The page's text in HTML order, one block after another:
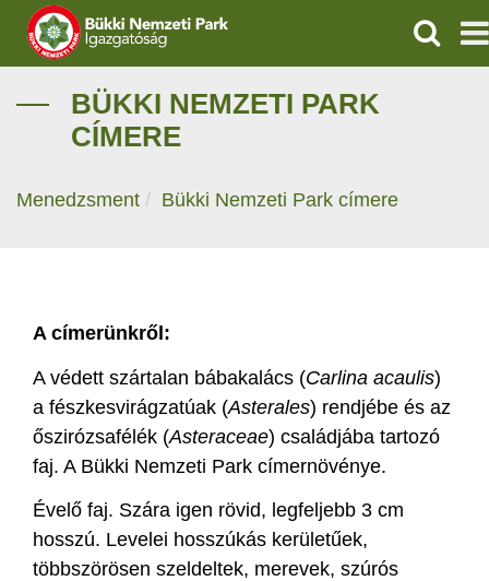
IGAZGATÓSÁG
TERMÉSZETVÉDELEM
VÍZVÉDELEM
GEOPARKOK
BÜKKI NEMZETI PARK
CÍMERE
Menedzsment Bükki Nemzeti Park címere
A címerünkről:
A védett szártalan bábakalács (Carlina acaulis)
a fészkesvirágzatúak (Asterales) rendjébe és az
őszirózsafélék (Asteraceae) családjába tartozó
faj. A Bükki Nemzeti Park címernövénye.
Évelő faj. Szára igen rövid, legfeljebb 3 cm
hosszú. Levelei hosszúkás kerületűek,
többszörösen szeldeltek, merevek, szúrós